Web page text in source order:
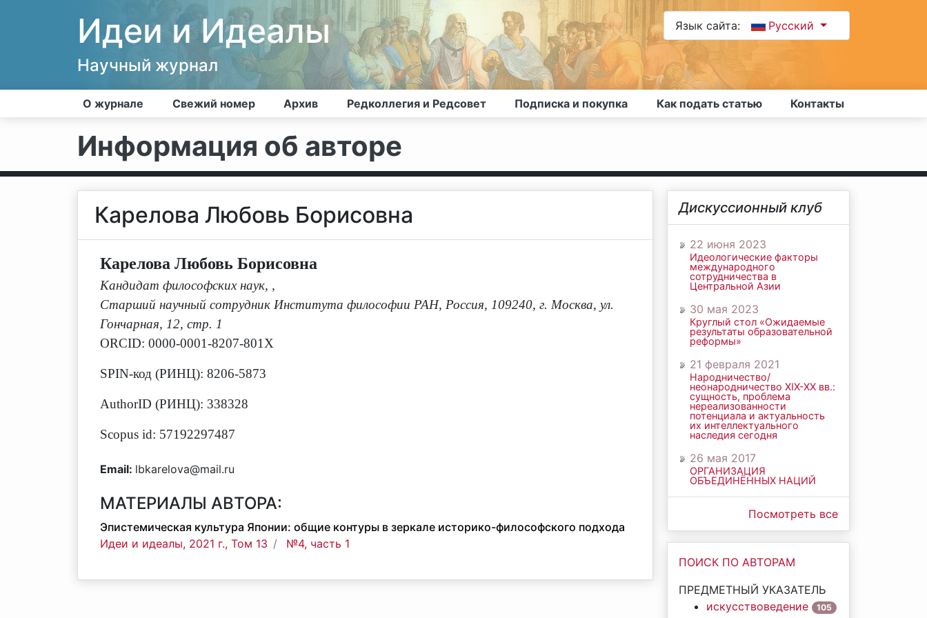
Идеи и Идеалы
Научный журнал
Язык сайта: Русский
О журнале Свежий номер Архив Редколлегия и Редсовет Подписка и покупка Как подать статью Контакты
Информация об авторе
Карелова Любовь Борисовна
Карелова Любовь Борисовна
Кандидат философских наук, ,
Старший научный сотрудник Института философии РАН, Россия, 109240, г. Москва, ул.
Гончарная, 12, стр. 1
ORCID: 0000-0001-8207-801X
SPIN-код (РИНЦ): 8206-5873
AuthorID (РИНЦ): 338328
Scopus id: 57192297487
Email: lbkarelova@mail.ru
МАТЕРИАЛЫ АВТОРА:
Эпистемическая культура Японии: общие контуры в зеркале историко-философского подхода
Идеи и идеалы, 2021 г., Том 13
№4, часть 1
Дискуссионный клуб
22 июня 2023
Идеологические факторы
международного
сотрудничества в
Центральной Азии
30 мая 2023
Круглый стол «Ожидаемые
результаты образовательной
реформы»
21 февраля 2021
Народничество/
неонародничество ХIХ-ХХ вв.:
сущность, проблема
нереализованности
потенциала и актуальность
их интеллектуального
наследия сегодня
26 мая 2017
ОРГАНИЗАЦИЯ
ОБЪЕДИНЁННЫХ НАЦИЙ
Посмотреть все
ПОИСК ПО АВТОРАМ
ПРЕДМЕТНЫЙ УКАЗАТЕЛЬ
искусствоведение
105